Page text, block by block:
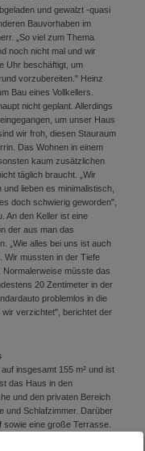
und gewalzt -quasi
Bauvorhaben im
„So viel zum Thema
noch nicht mal und wir
Uhr beschäftigt, um
vorzubereiten." Heinz
Bau eines Vollkellers.
nicht geplant. Allerdings
um unser Haus
wir froh, diesen Stauraum
Das Wohnen in einem
kaum zusätzlichen
täglich braucht. „Wir
lieben es minimalistisch,
doch schwierig geworden",
An den Keller ist eine
der aus man das
„Wie alles bei uns ist auch
Wir mussten in der Tiefe
Normalerweise müsste das
20 Zentimeter in der
problemlos in die
verzichtet", berichtet der
insgesamt 155 m² und ist
das Haus in den
und den privaten Bereich
und Schlafzimmer. Darüber
sowie eine große Terrasse.